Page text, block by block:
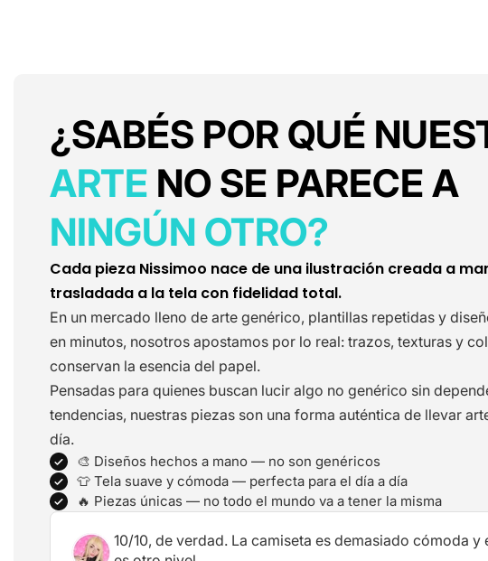
¿SABÉS POR QUÉ
ARTE NO SE PARECE A
NINGÚN OTRO?
Cada pieza Nissimoo nace de una ilustración creada a
trasladada a la tela con fidelidad total.
En un mercado lleno de arte genérico, plantillas repetidas y
en minutos, nosotros apostamos por lo real: trazos, texturas y
conservan la esencia del papel.
Pensadas para quienes buscan lucir algo no genérico sin
tendencias, nuestras piezas son una forma auténtica de llevar
día.
🎨 Diseños hechos a mano — no son genéricos
👕 Tela suave y cómoda — perfecta para el día a día
🔥 Piezas únicas — no todo el mundo va a tener la misma
10/10, de verdad. La camiseta es demasiado cómoda y